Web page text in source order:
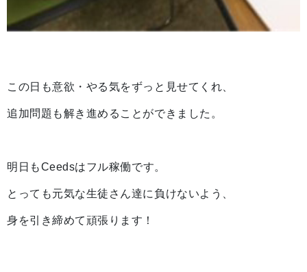
この日も意欲・やる気をずっと見せてくれ、
追加問題も解き進めることができました。
明日もCeedsはフル稼働です。
とっても元気な生徒さん達に負けないよう、
身を引き締めて頑張ります！